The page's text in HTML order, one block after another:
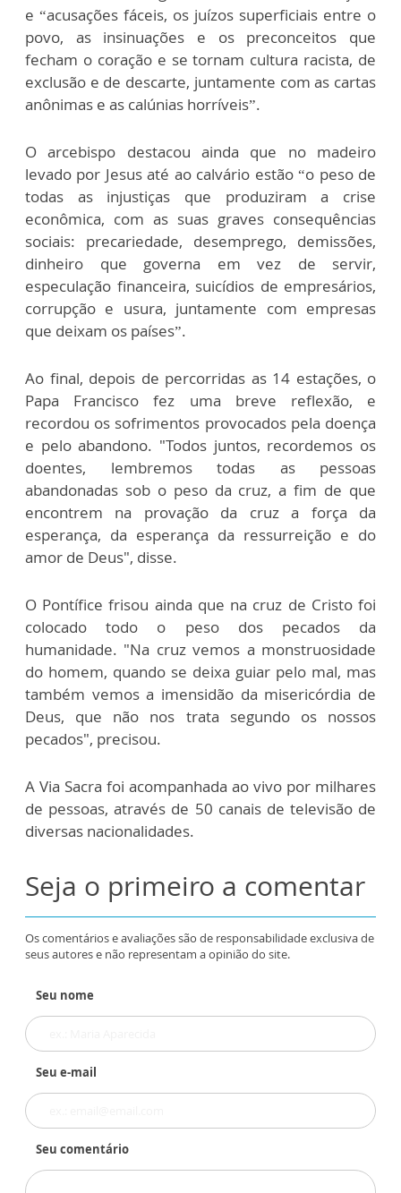
e “acusações fáceis, os juízos superficiais entre o
povo, as insinuações e os preconceitos que
fecham o coração e se tornam cultura racista, de
exclusão e de descarte, juntamente com as cartas
anônimas e as calúnias horríveis”.
O arcebispo destacou ainda que no madeiro
levado por Jesus até ao calvário estão “o peso de
todas as injustiças que produziram a crise
econômica, com as suas graves consequências
sociais: precariedade, desemprego, demissões,
dinheiro que governa em vez de servir,
especulação financeira, suicídios de empresários,
corrupção e usura, juntamente com empresas
que deixam os países”.
Ao final, depois de percorridas as 14 estações, o
Papa Francisco fez uma breve reflexão, e
recordou os sofrimentos provocados pela doença
e pelo abandono. "Todos juntos, recordemos os
doentes, lembremos todas as pessoas
abandonadas sob o peso da cruz, a fim de que
encontrem na provação da cruz a força da
esperança, da esperança da ressurreição e do
amor de Deus", disse.
O Pontífice frisou ainda que na cruz de Cristo foi
colocado todo o peso dos pecados da
humanidade. "Na cruz vemos a monstruosidade
do homem, quando se deixa guiar pelo mal, mas
também vemos a imensidão da misericórdia de
Deus, que não nos trata segundo os nossos
pecados", precisou.
A Via Sacra foi acompanhada ao vivo por milhares
de pessoas, através de 50 canais de televisão de
diversas nacionalidades.
Seja o primeiro a comentar
Os comentários e avaliações são de responsabilidade exclusiva de
seus autores e não representam a opinião do site.
Seu nome
Seu e-mail
Seu comentário